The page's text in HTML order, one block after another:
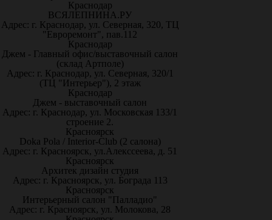
Краснодар
ВСЯЛЕПНИНА.РУ
Адрес: г. Краснодар, ул. Северная, 320, ТЦ
"Евроремонт", пав.112
Краснодар
Джем - Главный офис/выставочный салон
(склад Артполе)
Адрес: г. Краснодар, ул. Северная, 320/1
(ТЦ "Интерьер"), 2 этаж
Краснодар
Джем - выставочный салон
Адрес: г. Краснодар, ул. Московская 133/1
строение 2.
Красноярск
Doka Pola / Interior-Club (2 салона)
Адрес: г. Красноярск, ул.Алекссеева, д. 51
Красноярск
Архитек дизайн студия
Адрес: г. Красноярск, ул. Бограда 113
Красноярск
Интерьерный салон "Палладио"
Адрес: г. Красноярск, ул. Молокова, 28